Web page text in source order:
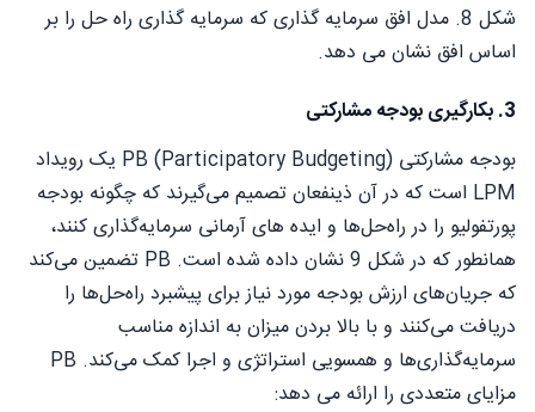
شکل 8. مدل افق سرمایه گذاری که سرمایه گذاری راه حل را بر
اساس افق نشان می دهد.
3. بکارگیری بودجه مشارکتی
بودجه مشارکتی PB (Participatory Budgeting) یک رویداد
LPM است که در آن ذینفعان تصمیم می‌گیرند که چگونه بودجه
پورتفولیو را در راه‌حل‌ها و ایده های آرمانی سرمایه‌گذاری کنند،
همانطور که در شکل 9 نشان داده شده است. PB تضمین می‌کند
که جریان‌های ارزش بودجه مورد نیاز برای پیشبرد راه‌حل‌ها را
دریافت می‌کنند و با بالا بردن میزان به اندازه مناسب
سرمایه‌گذاری‌ها و همسویی استراتژی و اجرا کمک می‌کند. PB
مزایای متعددی را ارائه می دهد: